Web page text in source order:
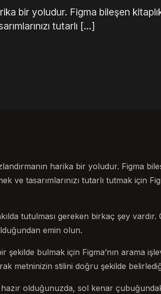
bir yoludur. Figma bileşen
tutarlı […]
harika bir yoludur. Figma
ve tasarımlarınızı tutarlı tutmak için
tutulması gereken birkaç şey vardır.
emin olun.
şekilde bulmak için Figma’nın arama
metninizin stilini doğru şekilde
olduğunuzda, sol kenar